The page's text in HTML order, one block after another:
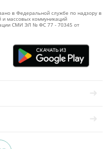
в Федеральной службе по надзору в
и массовых коммуникаций
СМИ ЭЛ № ФС 77 - 70345 от